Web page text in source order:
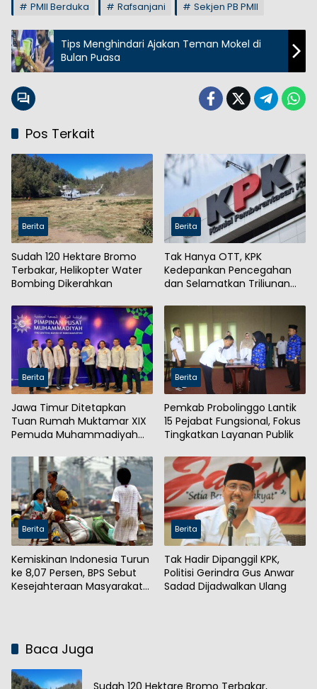
PMII Berduka Rafsanjani Sekjen PB PMII
Tips Menghindari Ajakan Teman Mokel di
Bulan Puasa
Pos Terkait
Berita
Sudah 120 Hektare Bromo
Terbakar, Helikopter Water
Bombing Dikerahkan
Berita
Tak Hanya OTT, KPK
Kedepankan Pencegahan
dan Selamatkan Triliunan
Berita
Jawa Timur Ditetapkan
Tuan Rumah Muktamar XIX
Pemuda Muhammadiyah
Berita
Pemkab Probolinggo Lantik
15 Pejabat Fungsional, Fokus
Tingkatkan Layanan Publik
Berita
Kemiskinan Indonesia Turun
ke 8,07 Persen, BPS Sebut
Kesejahteraan Masyarakat
Berita
Tak Hadir Dipanggil KPK,
Politisi Gerindra Gus Anwar
Sadad Dijadwalkan Ulang
Baca Juga
Sudah 120 Hektare Bromo Terbakar,